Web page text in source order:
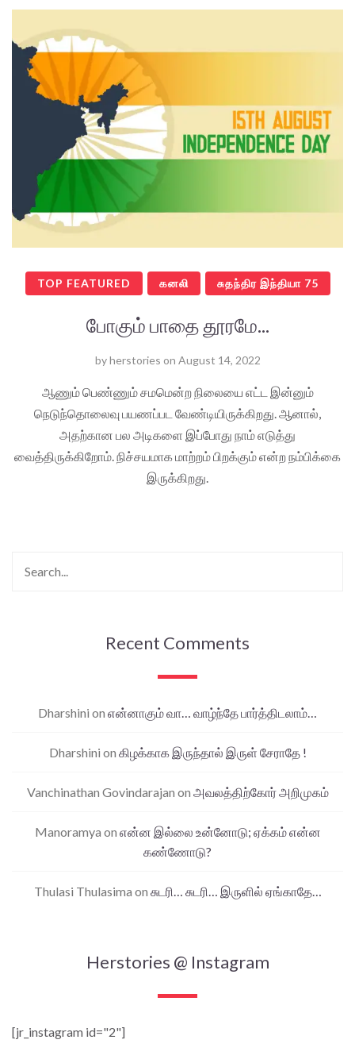
TOP FEATURED கனலி சுதந்திர இந்தியா 75
போகும் பாதை தூரமே...
byherstories on August 14, 2022
ஆணும் பெண்ணும் சமமென்ற நிலையை எட்ட இன்னும்
நெடுந்தொலைவு பயணப்பட வேண்டியிருக்கிறது. ஆனால்,
அதற்கான பல அடிகளை இப்போது நாம் எடுத்து
வைத்திருக்கிறோம். நிச்சயமாக மாற்றம் பிறக்கும் என்ற நம்பிக்கை
இருக்கிறது.
Recent Comments
Dharshini on என்னாகும் வா… வாழ்ந்தே பார்த்திடலாம்…
Dharshini on கிழக்காக இருந்தால் இருள் சேராதே !
Vanchinathan Govindarajan on அவலத்திற்கோர் அறிமுகம்
Manoramya on என்ன இல்லை உன்னோடு; ஏக்கம் என்ன
கண்ணோடு?
Thulasi Thulasima on சுடரி… சுடரி… இருளில் ஏங்காதே…
Herstories @ Instagram
[jr_instagram id="2"]